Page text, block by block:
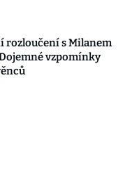
rozloučení s Milanem
vzpomínky